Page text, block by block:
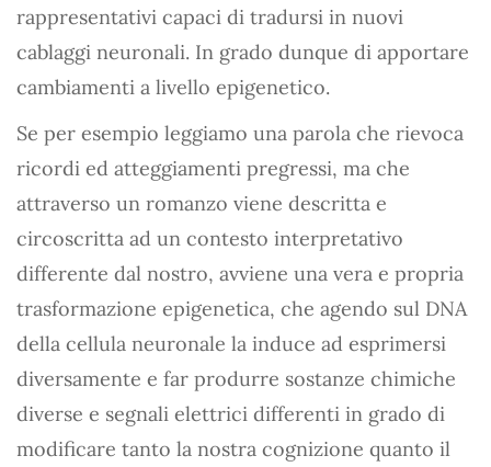
rappresentativi capaci di tradursi in nuovi
cablaggi neuronali. In grado dunque di apportare
cambiamenti a livello epigenetico.
Se per esempio leggiamo una parola che rievoca
ricordi ed atteggiamenti pregressi, ma che
attraverso un romanzo viene descritta e
circoscritta ad un contesto interpretativo
differente dal nostro, avviene una vera e propria
trasformazione epigenetica, che agendo sul DNA
della cellula neuronale la induce ad esprimersi
diversamente e far produrre sostanze chimiche
diverse e segnali elettrici differenti in grado di
modificare tanto la nostra cognizione quanto il